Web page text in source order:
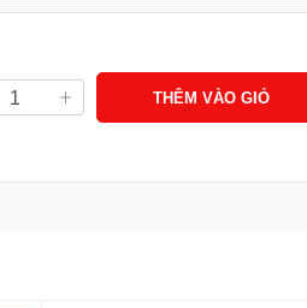
THÊM VÀO GIỎ